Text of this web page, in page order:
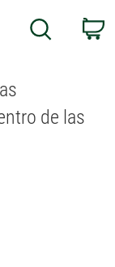
Search
de las